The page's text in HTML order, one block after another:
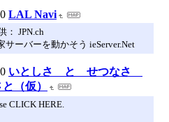
LAL Navi
： JPN.ch
サーバーを動かそう ieServer.Net
いとしさ と せつなさ
（仮）
CLICK HERE.